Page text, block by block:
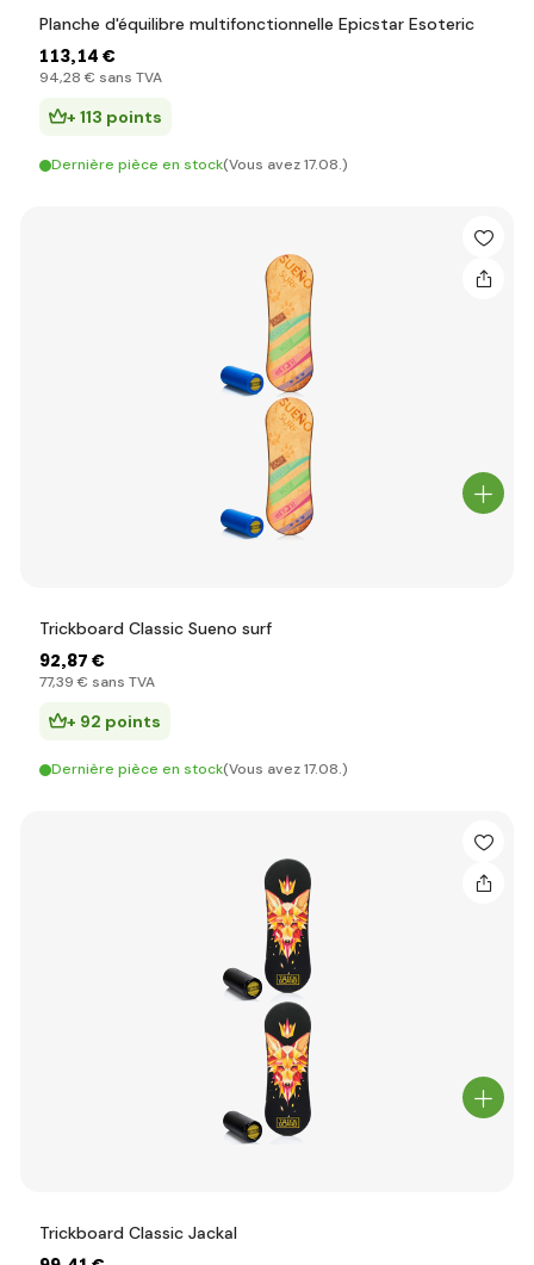
Planche d'équilibre multifonctionnelle Epicstar Esoteric
113,14 €
94,28 € sans TVA
+ 113 points
Dernière pièce en stock(Vous avez 17.08.)
Trickboard Classic Sueno surf
92,87 €
77,39 € sans TVA
+ 92 points
Dernière pièce en stock(Vous avez 17.08.)
Trickboard Classic Jackal